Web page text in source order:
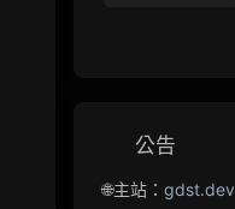
公告
🌐主站： gdst.dev